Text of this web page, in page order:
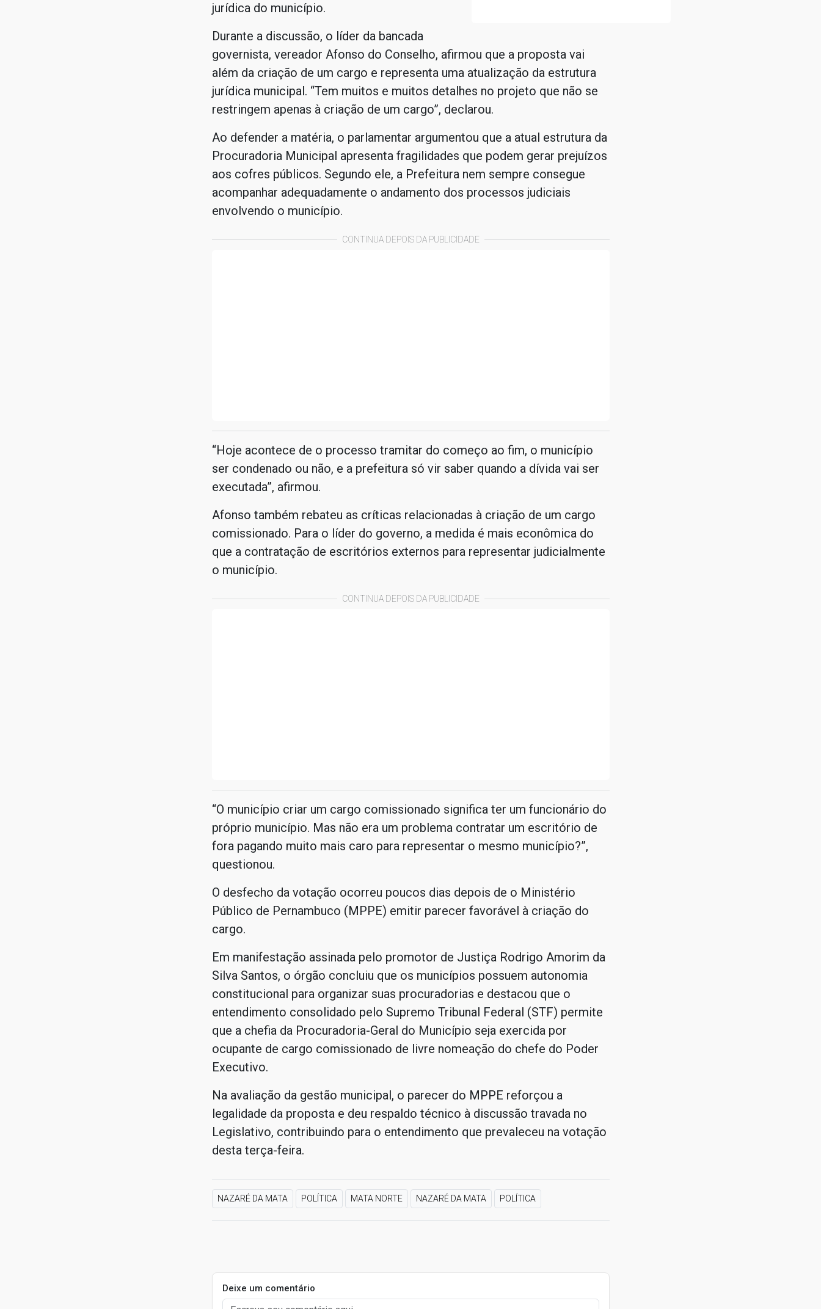
jurídica do município.
Durante a discussão, o líder da bancada
governista, vereador Afonso do Conselho, afirmou que a proposta vai
além da criação de um cargo e representa uma atualização da estrutura
jurídica municipal. “Tem muitos e muitos detalhes no projeto que não se
restringem apenas à criação de um cargo”, declarou.
Ao defender a matéria, o parlamentar argumentou que a atual estrutura da
Procuradoria Municipal apresenta fragilidades que podem gerar prejuízos
aos cofres públicos. Segundo ele, a Prefeitura nem sempre consegue
acompanhar adequadamente o andamento dos processos judiciais
envolvendo o município.
CONTINUA DEPOIS DA PUBLICIDADE
“Hoje acontece de o processo tramitar do começo ao fim, o município
ser condenado ou não, e a prefeitura só vir saber quando a dívida vai ser
executada”, afirmou.
Afonso também rebateu as críticas relacionadas à criação de um cargo
comissionado. Para o líder do governo, a medida é mais econômica do
que a contratação de escritórios externos para representar judicialmente
o município.
CONTINUA DEPOIS DA PUBLICIDADE
“O município criar um cargo comissionado significa ter um funcionário do
próprio município. Mas não era um problema contratar um escritório de
fora pagando muito mais caro para representar o mesmo município?”,
questionou.
O desfecho da votação ocorreu poucos dias depois de o Ministério
Público de Pernambuco (MPPE) emitir parecer favorável à criação do
cargo.
Em manifestação assinada pelo promotor de Justiça Rodrigo Amorim da
Silva Santos, o órgão concluiu que os municípios possuem autonomia
constitucional para organizar suas procuradorias e destacou que o
entendimento consolidado pelo Supremo Tribunal Federal (STF) permite
que a chefia da Procuradoria-Geral do Município seja exercida por
ocupante de cargo comissionado de livre nomeação do chefe do Poder
Executivo.
Na avaliação da gestão municipal, o parecer do MPPE reforçou a
legalidade da proposta e deu respaldo técnico à discussão travada no
Legislativo, contribuindo para o entendimento que prevaleceu na votação
desta terça-feira.
NAZARÉ DA MATA POLÍTICA MATA NORTE NAZARÉ DA MATA POLÍTICA
Deixe um comentário